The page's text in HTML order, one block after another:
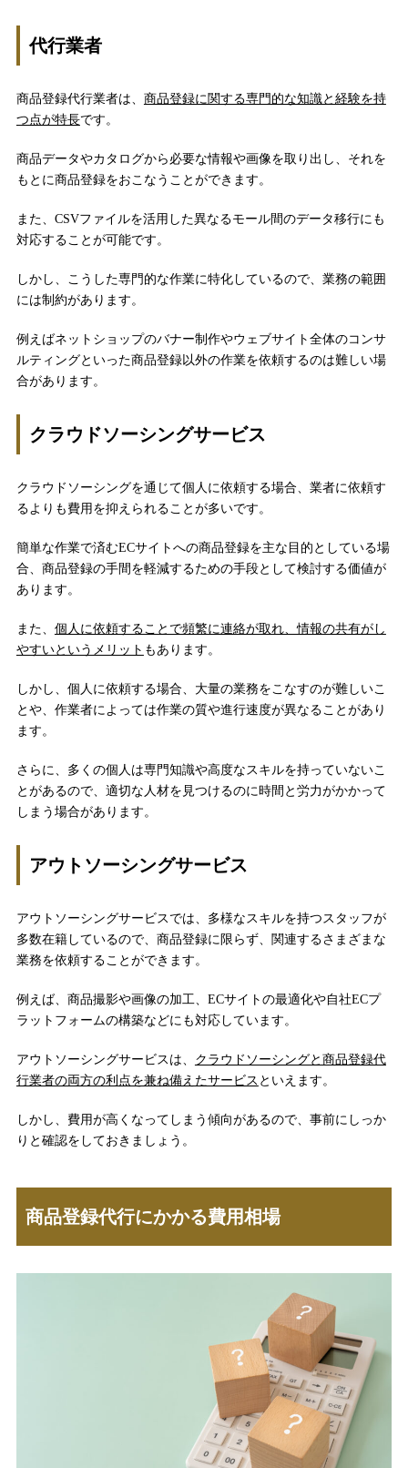
代行業者
商品登録代行業者は、 商品登録に関する専門的な知識と経験を持
つ点が特長です。
商品データやカタログから必要な情報や画像を取り出し、それを
もとに商品登録をおこなうことができます。
また、CSVファイルを活用した異なるモール間のデータ移行にも
対応することが可能です。
しかし、こうした専門的な作業に特化しているので、業務の範囲
には制約があります。
例えばネットショップのバナー制作やウェブサイト全体のコンサ
ルティングといった商品登録以外の作業を依頼するのは難しい場
合があります。
クラウドソーシングサービス
クラウドソーシングを通じて個人に依頼する場合、業者に依頼す
るよりも費用を抑えられることが多いです。
簡単な作業で済むECサイトへの商品登録を主な目的としている場
合、商品登録の手間を軽減するための手段として検討する価値が
あります。
また、 個人に依頼することで頻繁に連絡が取れ、情報の共有がし
やすいというメリット もあります。
しかし、個人に依頼する場合、大量の業務をこなすのが難しいこ
とや、作業者によっては作業の質や進行速度が異なることがあり
ます。
さらに、多くの個人は専門知識や高度なスキルを持っていないこ
とがあるので、適切な人材を見つけるのに時間と労力がかかって
しまう場合があります。
アウトソーシングサービス
アウトソーシングサービスでは、多様なスキルを持つスタッフが
多数在籍しているので、商品登録に限らず、関連するさまざまな
業務を依頼することができます。
例えば、商品撮影や画像の加工、ECサイトの最適化や自社ECプ
ラットフォームの構築などにも対応しています。
アウトソーシングサービスは、 クラウドソーシングと商品登録代
行業者の両方の利点を兼ね備えたサービス といえます。
しかし、費用が高くなってしまう傾向があるので、事前にしっか
りと確認をしておきましょう。
商品登録代行にかかる費用相場